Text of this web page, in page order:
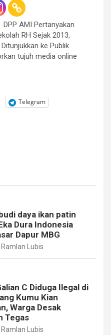
AMI Pertanyakan
RH Sejak 2013,
ke Publik
tujuh media online
Telegram
daya ikan patin
Dura Indonesia
Dapur MBG
Ramlan Lubis
C Diduga Ilegal di
Kumu Kian
Warga Desak
Tegas
Ramlan Lubis